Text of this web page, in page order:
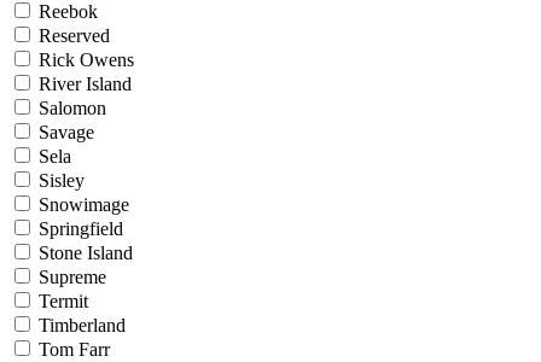
Reebok
Reserved
Rick Owens
River Island
Salomon
Savage
Sela
Sisley
Snowimage
Springfield
Stone Island
Supreme
Termit
Timberland
Tom Farr